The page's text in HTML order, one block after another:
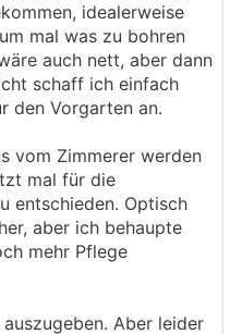
idealerweise
mal was zu bohren
auch nett, aber dann
schaff ich einfach
den Vorgarten an.
vom Zimmerer werden
mal für die
entschieden. Optisch
aber ich behaupte
mehr Pflege
Aber leider